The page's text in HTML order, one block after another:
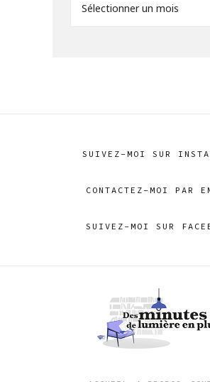
Sélectionner un mois
SUIVEZ-MOI SUR
CONTACTEZ-MOI PAR
SUIVEZ-MOI SUR